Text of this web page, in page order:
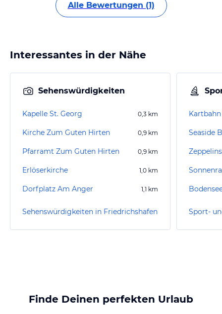
Alle Bewertungen (1)
Interessantes in der Nähe
Sehenswürdigkeiten
Kapelle St. Georg 0,3 km
Kirche Zum Guten Hirten 0,9 km
Pfarramt Zum Guten Hirten 0,9 km
Erlöserkirche 1,0 km
Dorfplatz Am Anger 1,1 km
Sehenswürdigkeiten in Friedrichshafen
Seaside
Finde Deinen perfekten Urlaub